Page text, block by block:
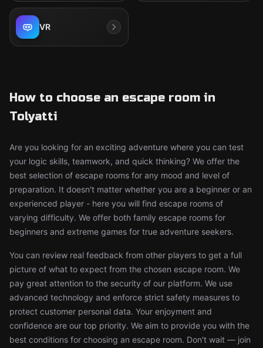
VR
How to choose an escape room in
Tolyatti
Are you looking for an exciting adventure where you can test
your logic skills, teamwork, and quick thinking? We offer the
best selection of escape rooms for any mood and level of
preparation. It doesn't matter whether you are a beginner or an
experienced player - here you will find escape rooms of
varying difficulty. We offer both family escape rooms for
beginners and extreme games for true adventure seekers.
You can review real feedback from other players to get a full
picture of what to expect from the chosen escape room. We
pay great attention to the security of our platform. We use
advanced technology and enforce strict safety measures to
protect customer personal data. Your enjoyment and
confidence are our top priority. We aim to provide you with the
best conditions for choosing an escape room. Don't wait — join